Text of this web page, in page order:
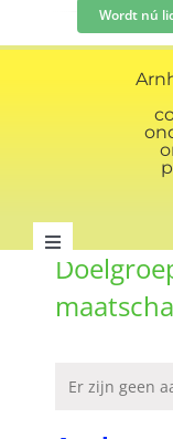
inhoud
Wordt nú
Toggle
Navigation
Community
Er zijn geen